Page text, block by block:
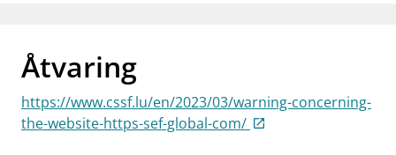
businessOm Finanstilsynet
mail_outlineKontakt oss
Åtvaring
https://www.cssf.lu/en/2023/03/warning-concerning-
the-website-https-sef-global-com/